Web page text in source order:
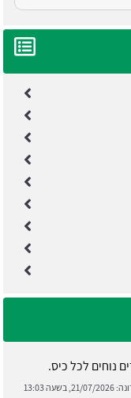
נוחים לכל כיס.
21/07/2026, בשעה 13:03